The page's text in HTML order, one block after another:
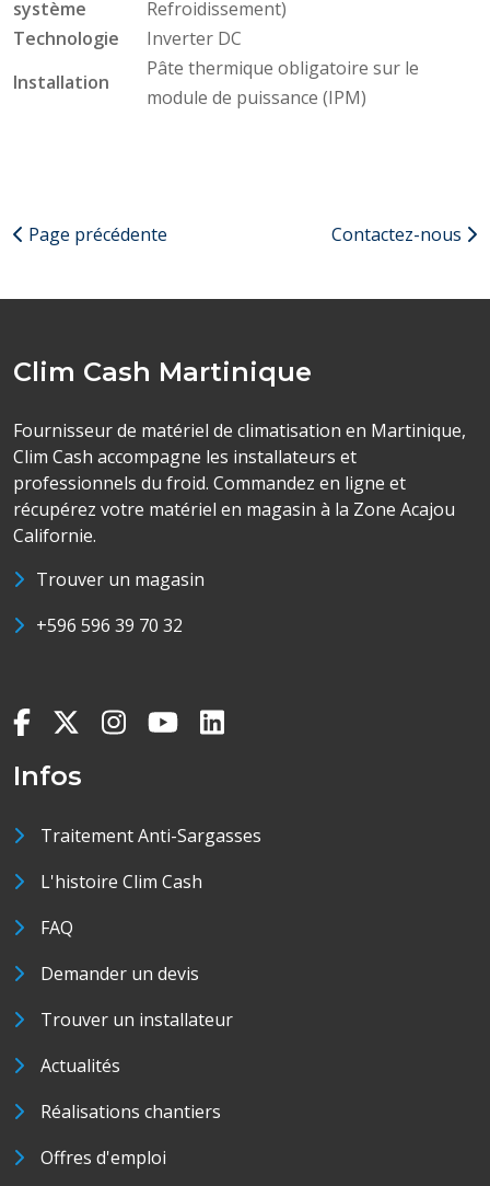
système
Refroidissement)
Technologie
Inverter DC
Installation
Pâte thermique obligatoire sur le
module de puissance (IPM)
Page précédente Contactez-nous
Clim Cash Martinique
Fournisseur de matériel de climatisation en Martinique,
Clim Cash accompagne les installateurs et
professionnels du froid. Commandez en ligne et
récupérez votre matériel en magasin à la Zone Acajou
Californie.
Trouver un magasin
+596 596 39 70 32
Infos
Traitement Anti-Sargasses
L'histoire Clim Cash
FAQ
Demander un devis
Trouver un installateur
Actualités
Réalisations chantiers
Offres d'emploi